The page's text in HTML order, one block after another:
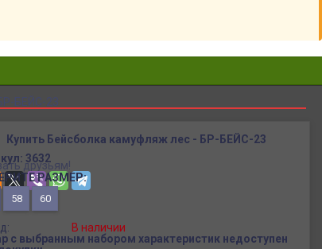
БЕЙС-23
Купить Бейсболка камуфляж лес - БР-БЕЙС-23
3632
РАЗМЕР:
58 60
В наличии
с выбранным набором характеристик недоступен
друзьям!